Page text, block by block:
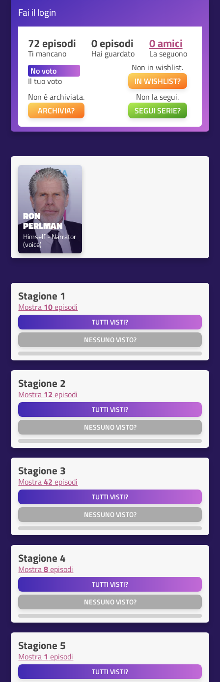
Fai il login
72 episodi
Ti mancano
0 episodi
Hai guardato
0 amici
La seguono
Il tuo voto
Non in wishlist.
IN WISHLIST?
Non è archiviata.
ARCHIVIA?
Non la segui.
SEGUI SERIE?
RON
PERLMAN
Himself - Narrator
(voice)
Stagione 1
Mostra 10episodi
TUTTI VISTI?
NESSUNO VISTO?
Stagione 2
Mostra 12 episodi
TUTTI VISTI?
NESSUNO VISTO?
Stagione 3
Mostra42 episodi
TUTTI VISTI?
NESSUNO VISTO?
Stagione 4
Mostra8episodi
TUTTI VISTI?
NESSUNO VISTO?
Stagione 5
Mostra 1 episodi
TUTTI VISTI?